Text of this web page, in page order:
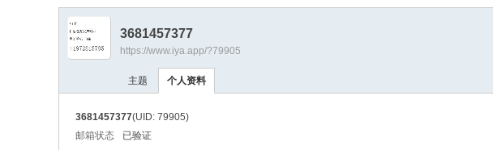
索
iY
3681457377
https://www.iya.app/?79905
主题 个人资料
3681457377(UID: 79905)
邮箱状态
已验证